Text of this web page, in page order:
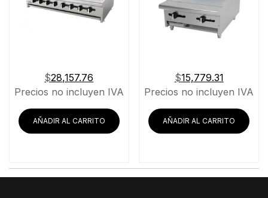
$28,157.76
Precios no incluyen IVA
AÑADIR AL CARRITO
$15,779.31
Precios no incluyen IVA
AÑADIR AL CARRITO